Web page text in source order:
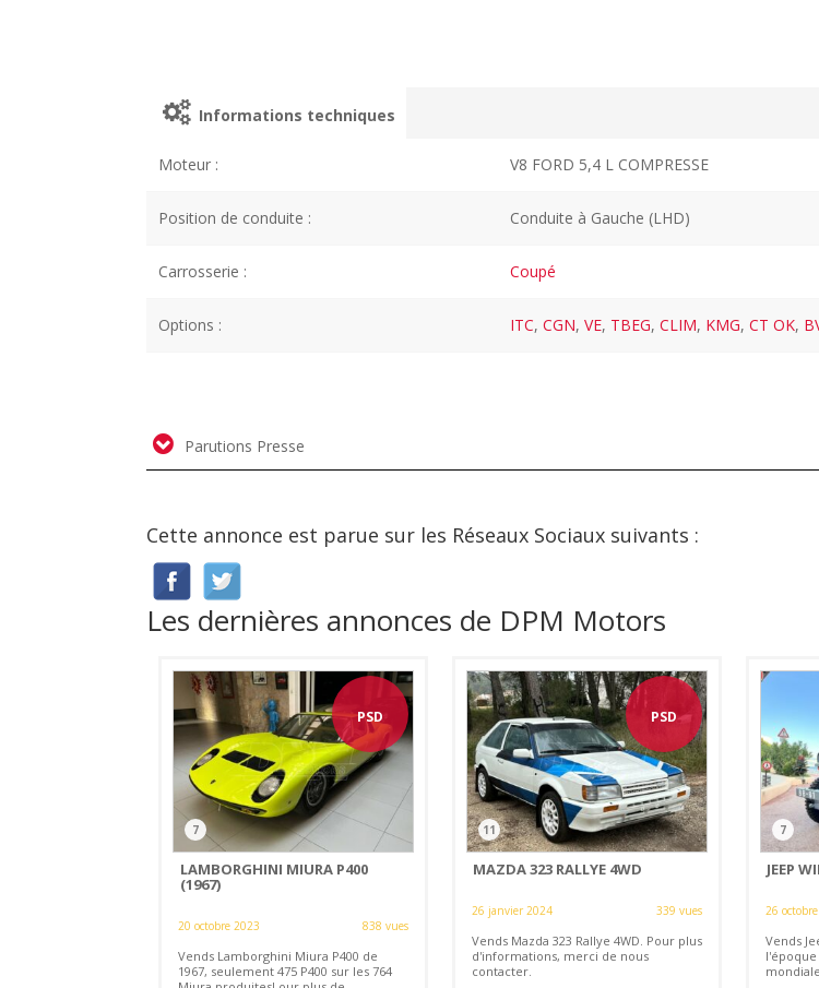
Informations techniques
Moteur : V8 FORD 5,4 L COMPRESSE
Position de conduite : Conduite à Gauche (LHD)
Carrosserie : Coupé
Options : ITC,CGN,VE, TBEG,CLIM, KMG,CT OK,
Parutions Presse
Cette annonce est parue sur les Réseaux Sociaux suivants :
Les dernières annonces de DPM Motors
PSD
7
LAMBORGHINI MIURA P400
(1967)
20 octobre 2023 838 vues
Vends Lamborghini Miura P400 de
1967, seulement 475 P400 sur les 764
PSD
11
MAZDA 323 RALLYE 4WD
26 janvier 2024 339 vues
Vends Mazda 323 Rallye 4WD. Pour plus
d'informations, merci de nous
contacter.
7
JEEP
26
Vends